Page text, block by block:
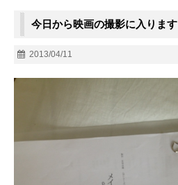
今日から映画の撮影に入ります
2013/04/11